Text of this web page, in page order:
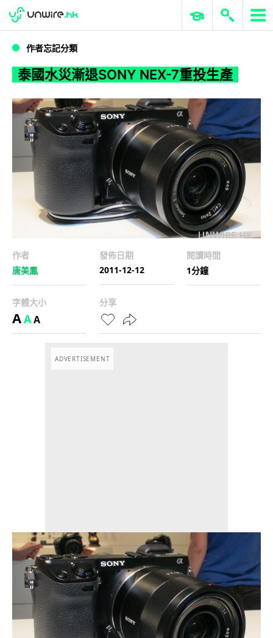
泰國水災漸退SONY NEX-7重投生產
WWDC 2026 ERP 與商業 AI
作者忘記分類
泰國水災漸退SONY NEX-7重投生產
作者
唐美鳳
發佈日期
2011-12-12
閱讀時間
1分鐘
字體大小
AAA
分享
ADVERTISEMENT